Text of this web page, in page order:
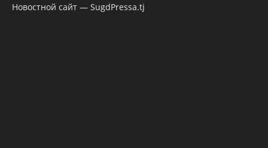
Новостной сайт — SugdPressa.tj